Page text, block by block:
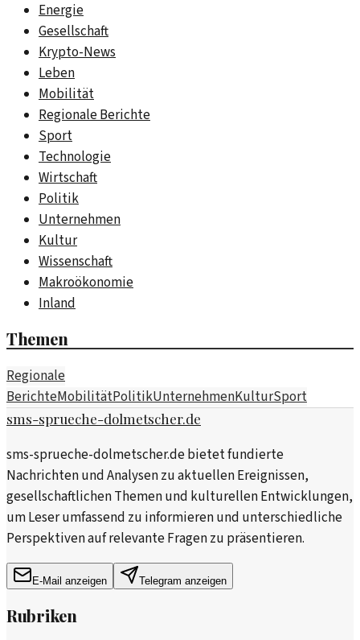
Energie
Gesellschaft
Krypto-News
Leben
Mobilität
Regionale Berichte
Sport
Technologie
Wirtschaft
Politik
Unternehmen
Kultur
Wissenschaft
Makroökonomie
Inland
Themen
Regionale
BerichteMobilitätPolitikUnternehmenKulturSport
sms-sprueche-dolmetscher.de
sms-sprueche-dolmetscher.de bietet fundierte
Nachrichten und Analysen zu aktuellen Ereignissen,
gesellschaftlichen Themen und kulturellen Entwicklungen,
um Leser umfassend zu informieren und unterschiedliche
Perspektiven auf relevante Fragen zu präsentieren.
E-Mail anzeigen Telegram anzeigen
Rubriken